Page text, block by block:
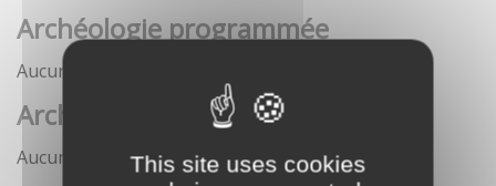
This site uses cookies
Archéologie programmée
Aucune démarche pour le moment
Archéologie sous-marine
Aucune démarche pour le moment